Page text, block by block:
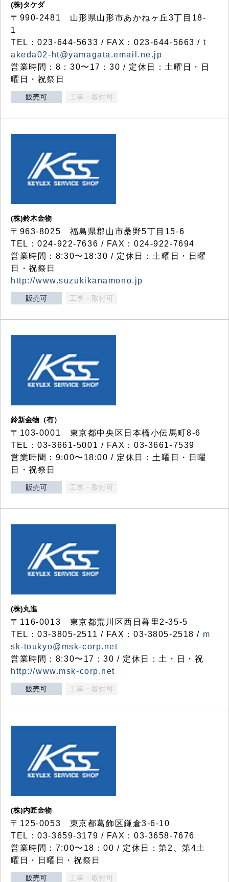
(株)タケダ
〒990-2481 山形県山形市あかねヶ丘3丁目18-
1
TEL：023-644-5633 / FAX：023-644-5663 / t
akeda02-ht@yamagata.email.ne.jp
営業時間：8：30〜17：30 / 定休日：土曜日・日
曜日・祝祭日
販売可 工事・取付可
(株)鈴木金物
〒963-8025 福島県郡山市桑野5丁目15-6
TEL：024-922-7636 / FAX：024-922-7694
営業時間：8:30〜18:30 / 定休日：土曜日・日曜
日・祝祭日
http://www.suzukikanamono.jp
販売可 工事・取付可
鈴新金物（有）
〒103-0001 東京都中央区日本橋小伝馬町8-6
TEL：03-3661-5001 / FAX：03-3661-7539
営業時間：9:00〜18:00 / 定休日：土曜日・日曜
日・祝祭日
販売可 工事・取付可
(株)丸進
〒116-0013 東京都荒川区西日暮里2-35-5
TEL：03-3805-2511 / FAX：03-3805-2518 / m
sk-toukyo@msk-corp.net
営業時間：8:30〜17：30 / 定休日：土・日・祝
http://www.msk-corp.net
販売可 工事・取付可
(株)内匠金物
〒125-0053 東京都葛飾区鎌倉3-6-10
TEL：03-3659-3179 / FAX：03-3658-7676
営業時間：7:00〜18：00 / 定休日：第2、第4土
曜日・日曜日・祝祭日
販売可 工事・取付可